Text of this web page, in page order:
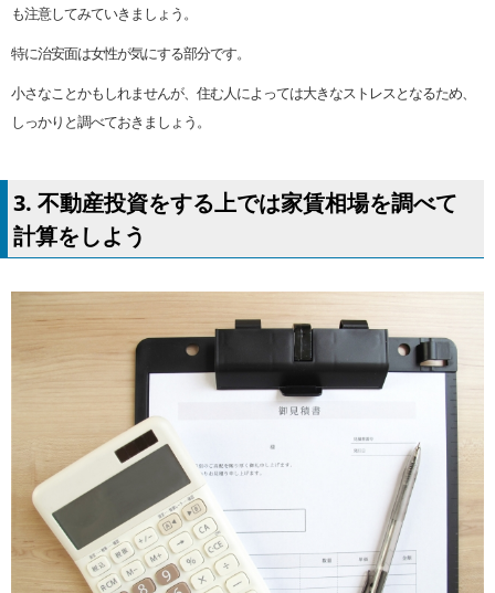
も注意してみていきましょう。
特に治安面は女性が気にする部分です。
小さなことかもしれませんが、住む人によっては大きなストレスとなるため、
しっかりと調べておきましょう。
3. 不動産投資をする上では家賃相場を調べて
計算をしよう